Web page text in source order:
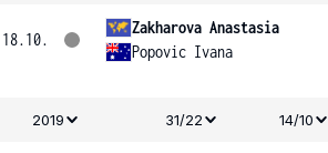
18.10.
Zakharova Anastasia
Popovic Ivana
2019 31/22 14/10